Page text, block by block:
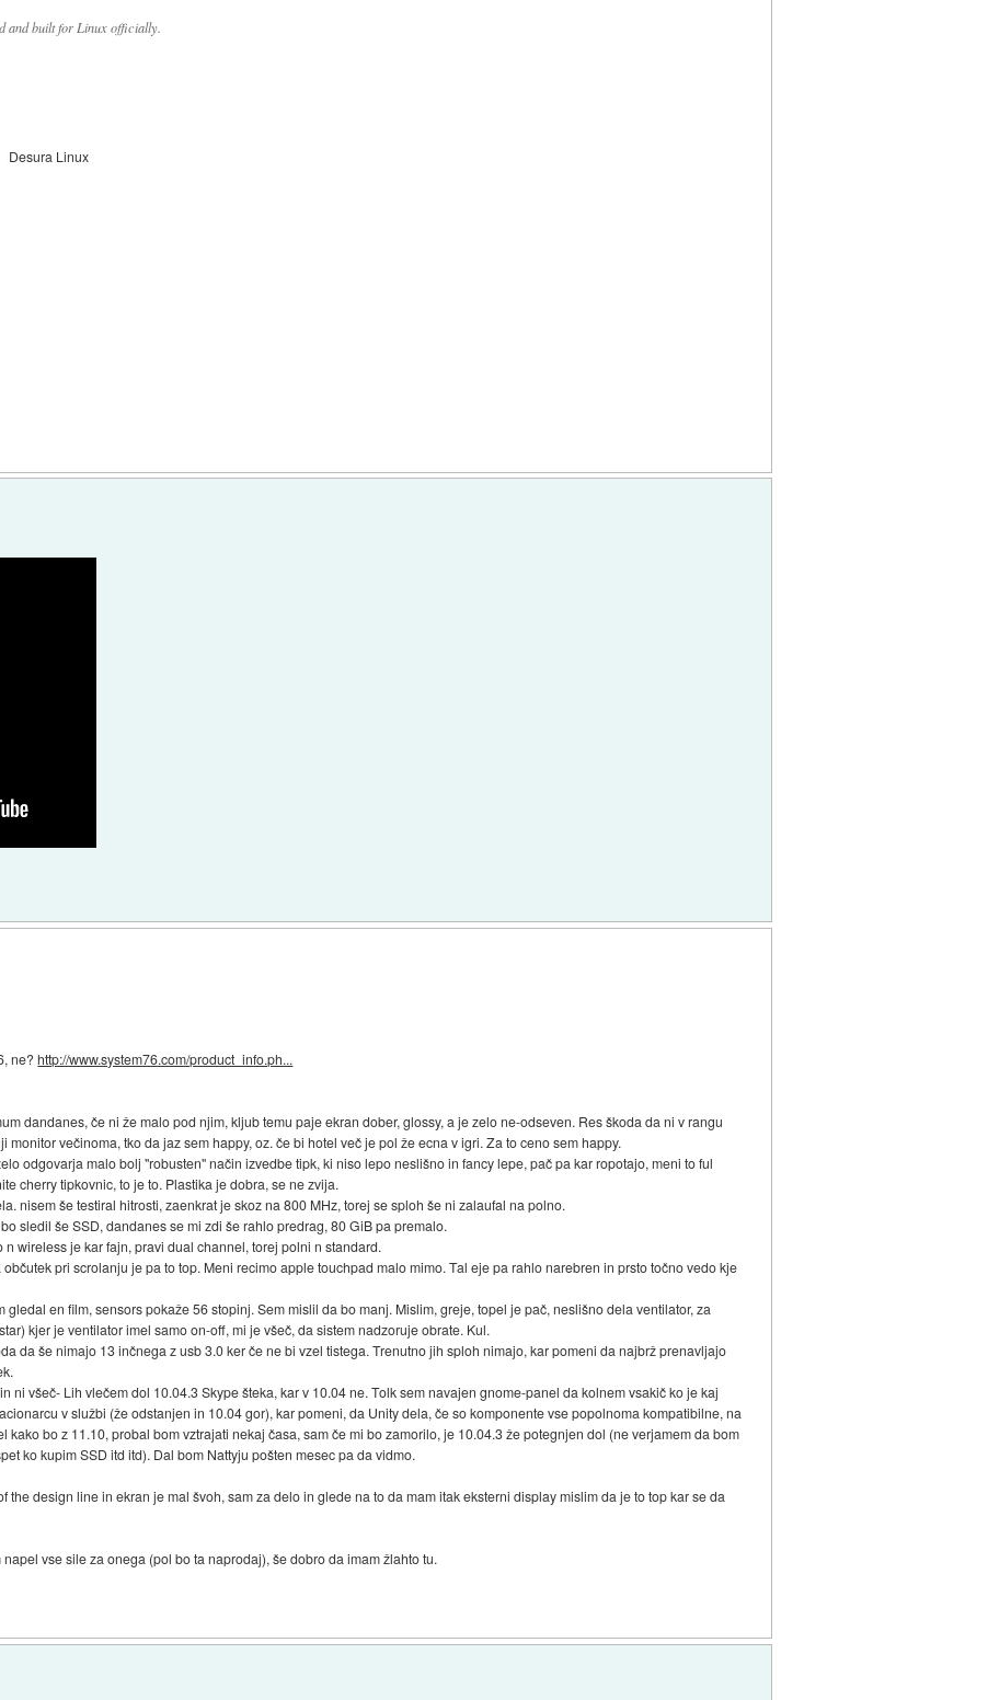
and built for Linux officially.
Desura Linux
ne?http://www.system76.com/product_info.ph...
dandanes, če ni že malo pod njim, kljub temu paje ekran dober, glossy, a je zelo ne-odseven. Res škoda da ni v rangu
monitor večinoma, tko da jaz sem happy, oz. če bi hotel več je pol že ecna v igri. Za to ceno sem happy.
odgovarja malo bolj "robusten" način izvedbe tipk, ki niso lepo neslišno in fancy lepe, pač pa kar ropotajo, meni to ful
cherry tipkovnic, to je to. Plastika je dobra, se ne zvija.
nisem še testiral hitrosti, zaenkrat je skoz na 800 MHz, torej se sploh še ni zalaufal na polno.
sledil še SSD, dandanes se mi zdi še rahlo predrag, 80 GiB pa premalo.
wireless je kar fajn, pravi dual channel, torej polni n standard.
pri scrolanju je pa to top. Meni recimo apple touchpad malo mimo. Tal eje pa rahlo narebren in prsto točno vedo kje
en film, sensors pokaže 56 stopinj. Sem mislil da bo manj. Mislim, greje, topel je pač, neslišno dela ventilator, za
kjer je ventilator imel samo on-off, mi je všeč, da sistem nadzoruje obrate. Kul.
da še nimajo 13 inčnega z usb 3.0 ker če ne bi vzel tistega. Trenutno jih sploh nimajo, kar pomeni da najbrž prenavljajo
ni všeč- Lih vlečem dol 10.04.3 Skype šteka, kar v 10.04 ne. Tolk sem navajen gnome-panel da kolnem vsakič ko je kaj
v službi (že odstanjen in 10.04 gor), kar pomeni, da Unity dela, če so komponente vse popolnoma kompatibilne, na
kako bo z 11.10, probal bom vztrajati nekaj časa, sam če mi bo zamorilo, je 10.04.3 že potegnjen dol (ne verjamem da bom
ko kupim SSD itd itd). Dal bom Nattyju pošten mesec pa da vidmo.
the design line in ekran je mal švoh, sam za delo in glede na to da mam itak eksterni display mislim da je to top kar se da
vse sile za onega (pol bo ta naprodaj), še dobro da imam žlahto tu.